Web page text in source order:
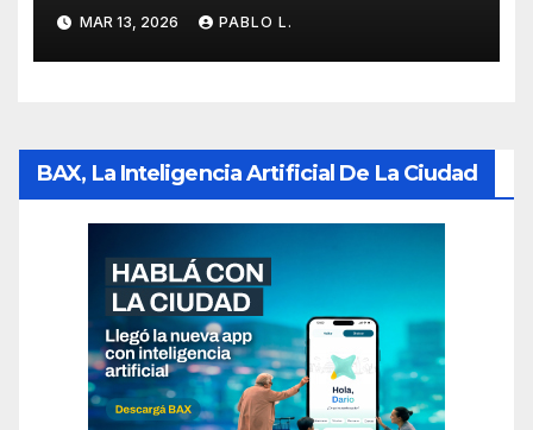
mundo
MAR 13, 2026 PABLO L.
BAX, La Inteligencia Artificial De La Ciudad